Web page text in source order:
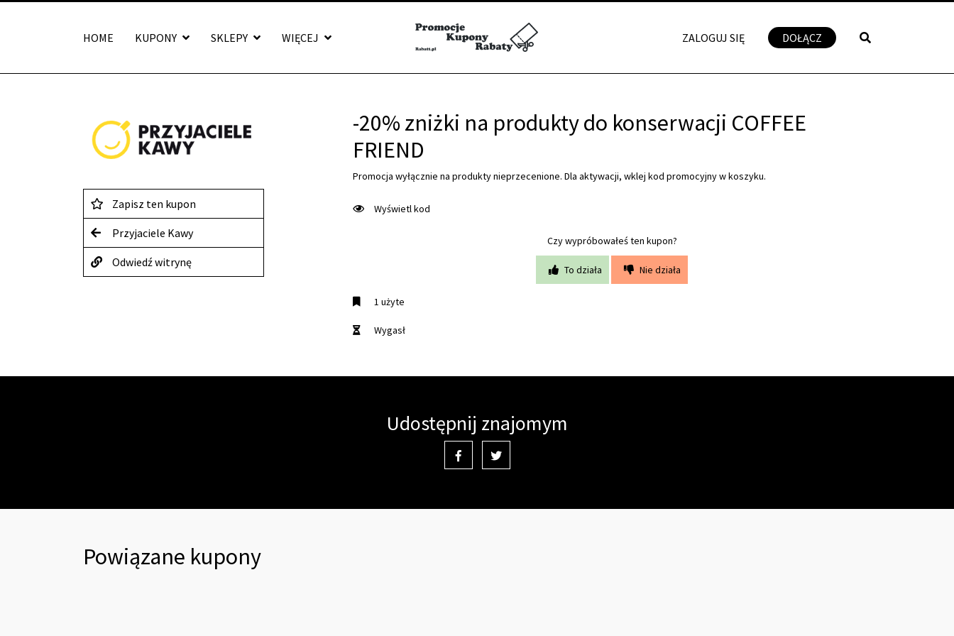
HOME KUPONY SKLEPY WIĘCEJ ZALOGUJ SIĘ DOŁĄCZ
Zapisz ten kupon
Przyjaciele Kawy
Odwiedź witrynę
-20% zniżki na produkty do konserwacji COFFEE
FRIEND
Promocja wyłącznie na produkty nieprzecenione. Dla aktywacji, wklej kod promocyjny w koszyku.
Wyświetl kod
Czy wypróbowałeś ten kupon?
To działa Nie działa
1 użyte
Wygasł
Udostępnij znajomym
Powiązane kupony